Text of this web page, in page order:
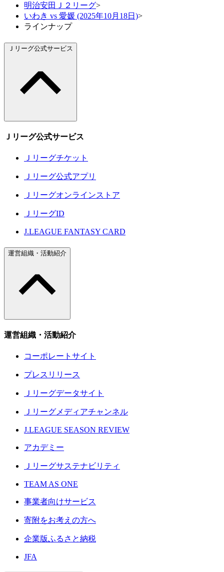
明治安田Ｊ２リーグ>
いわき vs 愛媛 (2025年10月18日)>
ラインナップ
Ｊリーグ公式サービス
Ｊリーグ公式サービス
Ｊリーグチケット
Ｊリーグ公式アプリ
Ｊリーグオンラインストア
ＪリーグID
J.LEAGUE FANTASY CARD
運営組織・活動紹介
運営組織・活動紹介
コーポレートサイト
プレスリリース
Ｊリーグデータサイト
Ｊリーグメディアチャンネル
J.LEAGUE SEASON REVIEW
アカデミー
Ｊリーグサステナビリティ
TEAM AS ONE
事業者向けサービス
寄附をお考えの方へ
企業版ふるさと納税
JFA